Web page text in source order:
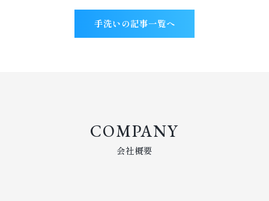
手洗いの記事一覧へ
会社概要
COMPANY